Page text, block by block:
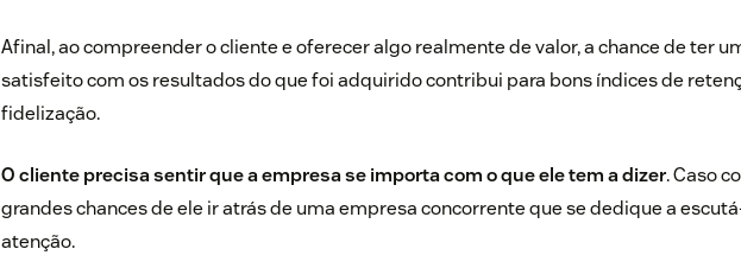
Afinal, ao compreender o cliente e oferecer algo realmente de valor, a chance de ter
satisfeito com os resultados do que foi adquirido contribui para bons índices de
fidelização.
O cliente precisa sentir que a empresa se importa com o que ele tem a dizer. Caso
grandes chances de ele ir atrás de uma empresa concorrente que se dedique a
atenção.